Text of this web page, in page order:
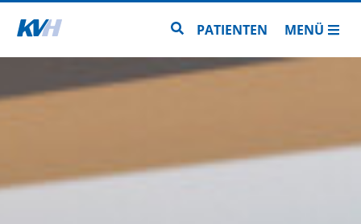
Zur Startseite Zur Seitensuche
PATIENTEN MENÜ